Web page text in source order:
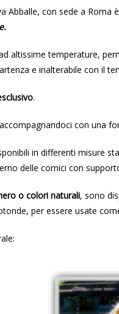
Abballe, con sede a Roma
altissime temperature,
e inalterabile con il
.
con una
in differenti misure
delle cornici con
o colori naturali, sono
per essere usate